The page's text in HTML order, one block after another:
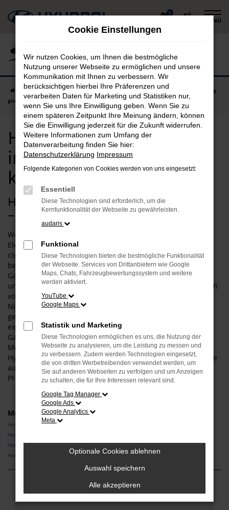
Zum
Hauptinhalt
0
MENÜ
Startseite Garching Hyundai
Hyundai Tageszulassung in Garching
günstig kaufen
Hyundai Tageszulassung
in Garching günstig
kaufen
Hyundai Tageszulassung für Garching
– vieles spricht dafür
Wenn es um Autos geht, sind wir voll und ganz in unserem
Element. Gerne denken wir in Ihrem Sinne nach und finden
clevere Ideen für Ihre Mobilität in Garching. Wie wäre es
beispielsweise mit einer Hyundai Tageszulassung? Für
Garching ist diese clevere Synthese aus einem Neuwagen
und einem Gebrauchten die perfekte Wahl und zeichnet sich
vor allem durch ein sensationell günstiges Preis-Leistungs-
Niveau aus. Eine Hyundai Tageszulassung wird deshalb so
genannt, weil es sich um ein Fahrzeug handelt, das nur für
exakt einen Tag zugelassen wurde. Die Zulassung kann in
Garching oder anderswo erfolgt sein und bewirkt, dass das
Modell zum Gebrauchtwagenpreis zu Ihnen gelangt. Die
Hyundai Tageszulassung dient vor allem dem Zweck, Rabatte
auch für Neuwagen geben zu können, was sonst an der
Preisvorgabe der Hersteller scheitert.
Modelle
Hyundai i10 Tageszulassung Garching
Hyundai i30 Tageszulassung Garching
Hyundai TUCSON Tageszulassung Garching
Hyundai BAYON Tageszulassung Garching
Fehler: Network Error
Cookie Einstellungen
Wir nutzen Cookies, um Ihnen die bestmögliche
Nutzung unserer Webseite zu ermöglichen und unsere
Kommunikation mit Ihnen zu verbessern. Wir
berücksichtigen hierbei Ihre Präferenzen und
verarbeiten Daten für Marketing und Statistiken nur,
wenn Sie uns Ihre Einwilligung geben. Wenn Sie zu
einem späteren Zeitpunkt Ihre Meinung ändern, können
Sie die Einwilligung jederzeit für die Zukunft widerrufen.
Weitere Informationen zum Umfang der
Datenverarbeitung finden Sie hier:
Datenschutzerklärung Impressum
Folgende Kategorien von Cookies werden von uns eingesetzt:
Essentiell
Diese Technologien sind erforderlich, um die
Kernfunktionalität der Webseite zu gewährleisten.
audaris
Funktional
Diese Technologien bieten die bestmögliche Funktionalität
der Webseite. Services von Drittanbietern wie Google
Maps, Chats, Fahrzeugbewertungssystem und weitere
werden aktiviert.
YouTube
Google Maps
Statistik und Marketing
Diese Technologien ermöglichen es uns, die Nutzung der
Webseite zu analysieren, um die Leistung zu messen und
zu verbessern. Zudem werden Technologien eingesetzt,
die von dritten Werbetreibenden verwendet werden, um
Sie auf anderen Webseiten zu verfolgen und um Anzeigen
zu schalten, die für Ihre Interessen relevant sind.
Google Tag Manager
Google Ads
Google Analytics
Meta
Optionale Cookies ablehnen
Auswahl speichern
Alle akzeptieren